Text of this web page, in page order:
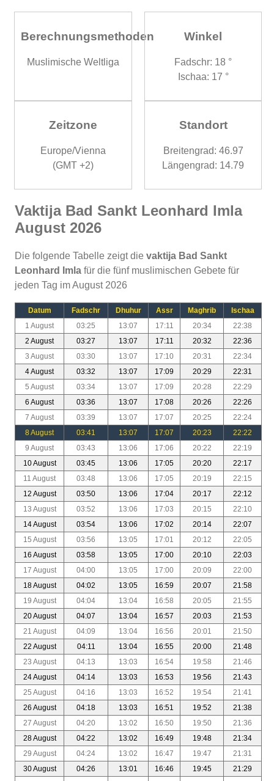
Berechnungsmethoden
Muslimische Weltliga
Winkel
Fadschr: 18 °
Ischaa: 17 °
Zeitzone
Europe/Vienna
(GMT +2)
Standort
Breitengrad: 46.97
Längengrad: 14.79
Vaktija Bad Sankt Leonhard Imla
August 2026
Die folgende Tabelle zeigt die vaktija Bad Sankt
Leonhard Imla für die fünf muslimischen Gebete für
jeden Tag im August 2026
Datum Fadschr Dhuhur Assr Maghrib
Ischaa
1 August
03:25 13:07 17:11 20:34
22:38
2 August
03:27 13:07 17:11 20:32
22:36
3 August
03:30 13:07 17:10 20:31
22:34
4 August
03:32 13:07 17:09 20:29
22:31
5 August
03:34 13:07 17:09 20:28
22:29
6 August
03:36 13:07 17:08 20:26
22:26
7 August
03:39 13:07 17:07 20:25
22:24
8 August
03:41 13:07 17:07 20:23
22:22
9 August
03:43 13:06 17:06 20:22
22:19
10 August
03:45 13:06 17:05 20:20
22:17
11 August
03:48 13:06 17:05 20:19
22:15
12 August
03:50 13:06 17:04 20:17
22:12
13 August
03:52 13:06 17:03 20:15
22:10
14 August
03:54 13:06 17:02 20:14
22:07
15 August
03:56 13:05 17:01 20:12
22:05
16 August
03:58 13:05 17:00 20:10
22:03
17 August
04:00 13:05 17:00 20:09
22:00
18 August
04:02 13:05 16:59 20:07
21:58
19 August
04:04 13:04 16:58 20:05
21:55
20 August
04:07 13:04 16:57 20:03
21:53
21 August
04:09 13:04 16:56 20:01
21:50
22 August
04:11 13:04 16:55 20:00
21:48
23 August
04:13 13:03 16:54 19:58
21:46
24 August
04:14 13:03 16:53 19:56
21:43
25 August
04:16 13:03 16:52 19:54
21:41
26 August
04:18 13:03 16:51 19:52
21:38
27 August
04:20 13:02 16:50 19:50
21:36
28 August
04:22 13:02 16:49 19:48
21:34
29 August
04:24 13:02 16:47 19:47
21:31
30 August
04:26 13:01 16:46 19:45
21:29